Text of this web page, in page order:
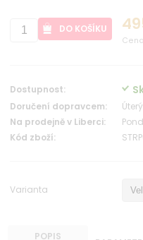
DO KOŠÍKU
Dostupnost:
Doručení dopravcem:
Na prodejně v Liberci:
Kód zboží:
Varianta
POPIS